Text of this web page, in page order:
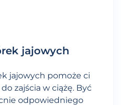
jajowych
jajowych pomoże ci
zajścia w ciążę. Być
odpowiedniego